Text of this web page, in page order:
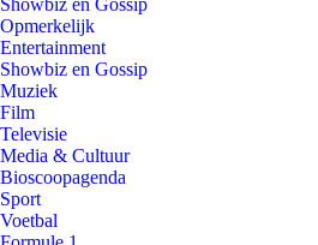
Showbiz en Gossip
Opmerkelijk
Entertainment
Showbiz en Gossip
Muziek
Film
Televisie
Media & Cultuur
Bioscoopagenda
Sport
Voetbal